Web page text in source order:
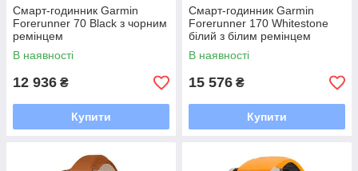
Смарт-годинник Garmin
Forerunner 70 Black з чорним
ремінцем
В наявності
12 936 ₴
Купити
Смарт-годинник Garmin
Forerunner 170 Whitestone
білий з білим ремінцем
В наявності
15 576 ₴
Купити